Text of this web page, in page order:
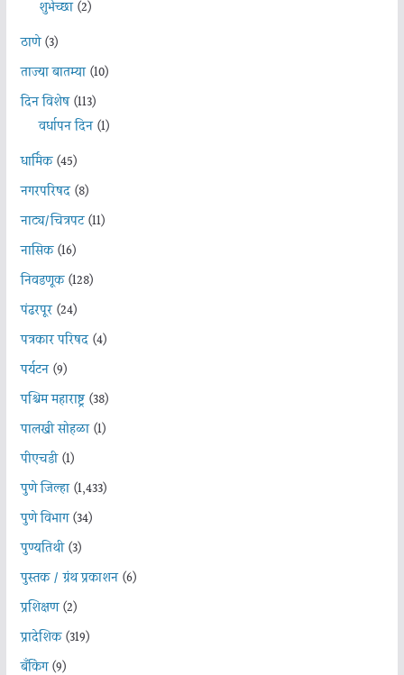
शुभेच्छा(2)
ठाणे(3)
ताज्या बातम्या(10)
दिन विशेष(113)
वर्धापन दिन(1)
धार्मिक(45)
नगरपरिषद(8)
नाट्य/चित्रपट(11)
नासिक(16)
निवडणूक(128)
पंढरपूर(24)
पत्रकार परिषद(4)
पर्यटन(9)
पश्चिम महाराष्ट्र(38)
पालखी सोहळा(1)
पीएचडी(1)
पुणे जिल्हा(1,433)
पुणे विभाग(34)
पुण्यतिथी(3)
पुस्तक / ग्रंथ प्रकाशन(6)
प्रशिक्षण(2)
प्रादेशिक(319)
बँकिंग(9)